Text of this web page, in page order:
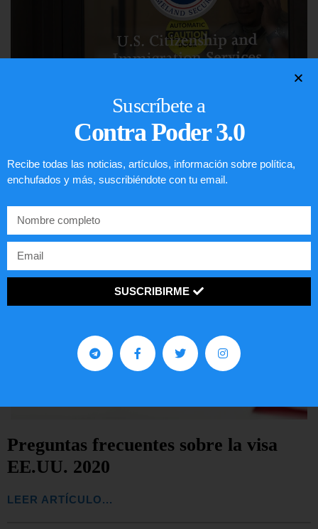
Comunistas no son bienvenidos en
LEER ARTÍCULO...
Preguntas frecuentes sobre la visa
EE.UU. 2020
LEER ARTÍCULO...
Suscríbete a
Contra Poder 3.0
Recibe todas las noticias, artículos, información sobre política,
enchufados y más, suscribiéndote con tu email.
SUSCRIBIRME